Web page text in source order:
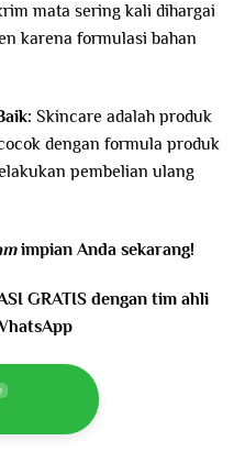
mata sering kali dihargai
karena formulasi bahan
Skincare adalah produk
dengan formula produk
pembelian ulang
impian Anda sekarang!
GRATIS dengan tim ahli